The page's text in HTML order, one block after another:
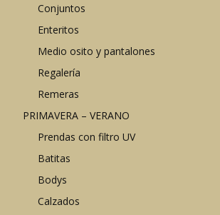
Conjuntos
Enteritos
Medio osito y pantalones
Regalería
Remeras
PRIMAVERA – VERANO
Prendas con filtro UV
Batitas
Bodys
Calzados